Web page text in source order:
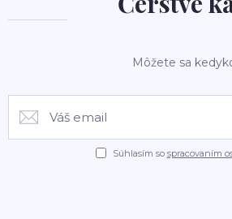
Môžete sa
Súhlasím so spracovaním